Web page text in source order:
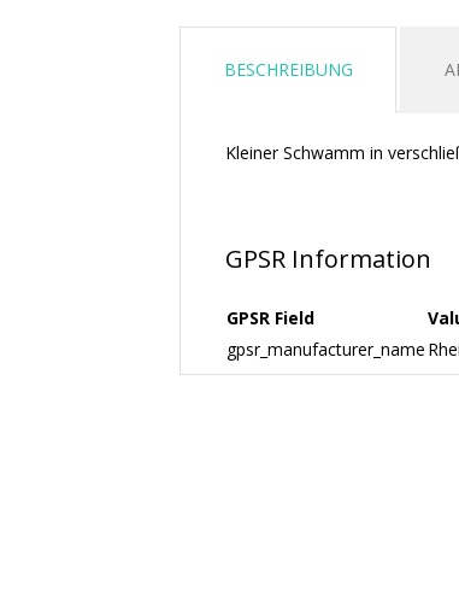
BESCHREIBUNG
Kleiner Schwamm in
GPSR Information
GPSR Field
gpsr_manufacturer_name